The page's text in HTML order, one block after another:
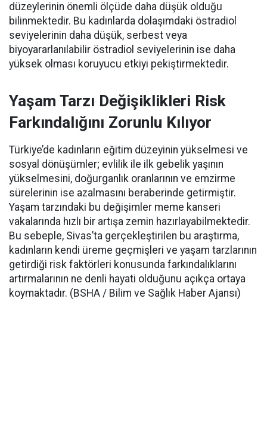
düzeylerinin önemli ölçüde daha düşük olduğu
bilinmektedir. Bu kadınlarda dolaşımdaki östradiol
seviyelerinin daha düşük, serbest veya
biyoyararlanılabilir östradiol seviyelerinin ise daha
yüksek olması koruyucu etkiyi pekiştirmektedir.
Yaşam Tarzı Değişiklikleri Risk
Farkındalığını Zorunlu Kılıyor
Türkiye’de kadınların eğitim düzeyinin yükselmesi ve
sosyal dönüşümler; evlilik ile ilk gebelik yaşının
yükselmesini, doğurganlık oranlarının ve emzirme
sürelerinin ise azalmasını beraberinde getirmiştir.
Yaşam tarzındaki bu değişimler meme kanseri
vakalarında hızlı bir artışa zemin hazırlayabilmektedir.
Bu sebeple, Sivas’ta gerçekleştirilen bu araştırma,
kadınların kendi üreme geçmişleri ve yaşam tarzlarının
getirdiği risk faktörleri konusunda farkındalıklarını
artırmalarının ne denli hayati olduğunu açıkça ortaya
koymaktadır. (BSHA / Bilim ve Sağlık Haber Ajansı)